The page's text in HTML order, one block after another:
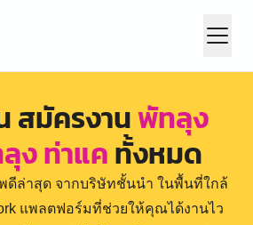
สมัครงานพัทลุง
ง ท่าแคทั้งหมด
ดีล่าสุด จากบริษัทชั้นนำ ในพื้นที่ใกล้
แพลตฟอร์มที่ช่วยให้คุณได้งานไว